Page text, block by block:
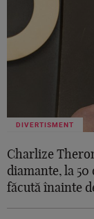
DIVERTISMENT
Charlize
diamante, la
făcută înainte